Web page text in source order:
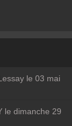
le 03 mai
le dimanche 29